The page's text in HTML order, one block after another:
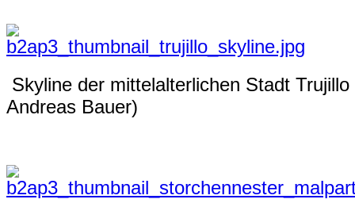
Skyline der mittelalterlichen Stadt
Andreas Bauer)